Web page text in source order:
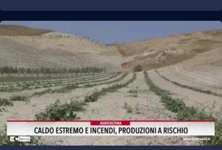
APP
Android
Apple